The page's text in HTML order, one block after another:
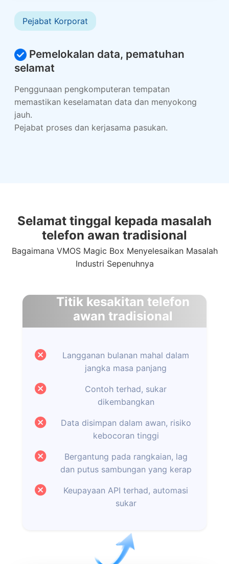
Pejabat Korporat
Pemelokalan data, pematuhan
selamat
Penggunaan pengkomputeran tempatan
memastikan keselamatan data dan menyokong
jauh.
Pejabat proses dan kerjasama pasukan.
Selamat tinggal kepada masalah
telefon awan tradisional
Bagaimana VMOS Magic Box Menyelesaikan Masalah
Industri Sepenuhnya
Titik kesakitan telefon
awan tradisional
Langganan bulanan mahal dalam
jangka masa panjang
Contoh terhad, sukar
dikembangkan
Data disimpan dalam awan, risiko
kebocoran tinggi
Bergantung pada rangkaian, lag
dan putus sambungan yang kerap
Keupayaan API terhad, automasi
sukar